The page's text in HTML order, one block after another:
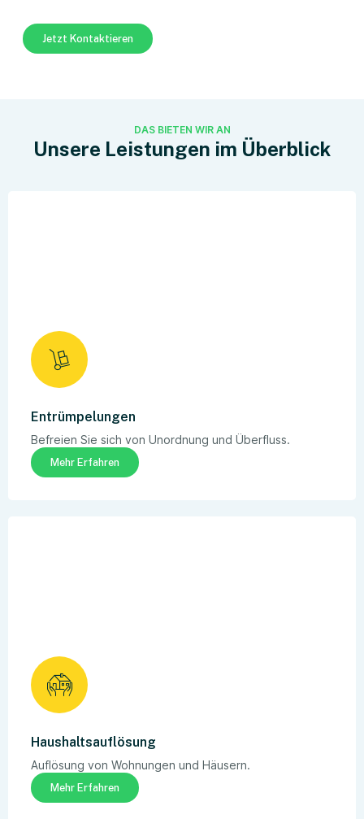
Jetzt Kontaktieren
DAS BIETEN WIR AN
Unsere Leistungen im Überblick
Entrümpelungen
Befreien Sie sich von Unordnung und Überfluss.
Mehr Erfahren
Haushaltsauflösung
Auflösung von Wohnungen und Häusern.
Mehr Erfahren